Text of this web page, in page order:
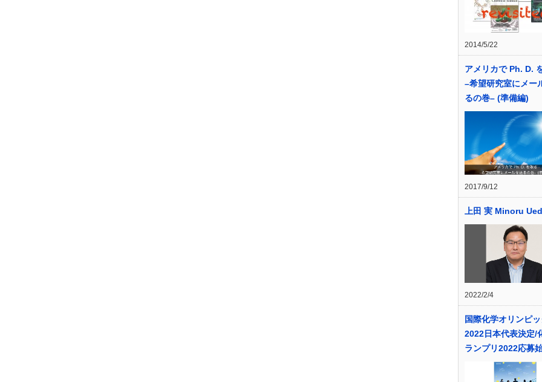
2014/5/22
アメリカで Ph. D.
–希望研究室にメー
るの巻– (準備編)
2017/9/12
上田 実 Minoru
2022/2/4
国際化学オリンピ
2022日本代表決定/
ランプリ2022応募